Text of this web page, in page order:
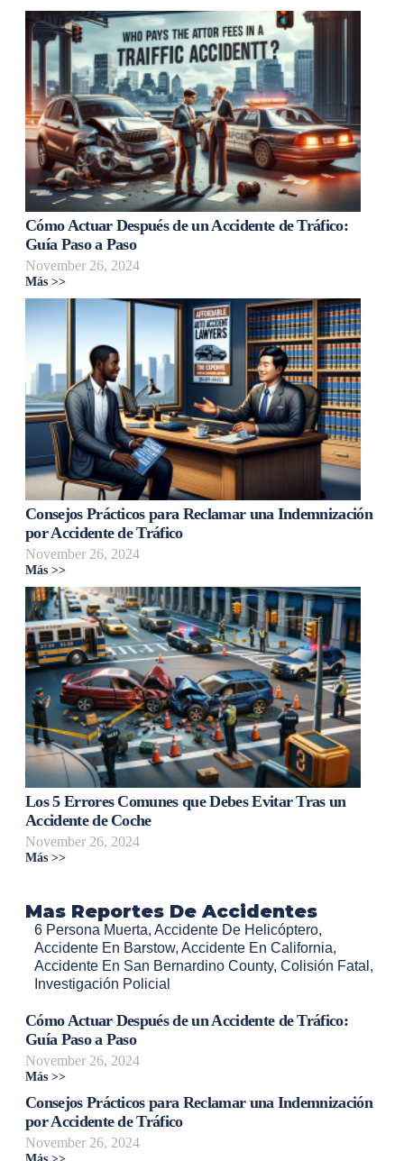
Cómo Actuar Después de un Accidente de Tráfico:
Guía Paso a Paso
November 26, 2024
Más >>
Consejos Prácticos para Reclamar una Indemnización
por Accidente de Tráfico
November 26, 2024
Más >>
Los 5 Errores Comunes que Debes Evitar Tras un
Accidente de Coche
November 26, 2024
Más >>
Mas Reportes De Accidentes
6 Persona Muerta, Accidente De Helicóptero,
Accidente En Barstow, Accidente En California,
Accidente En San Bernardino County, Colisión Fatal ,
Investigación Policial
Cómo Actuar Después de un Accidente de Tráfico:
Guía Paso a Paso
November 26, 2024
Más >>
Consejos Prácticos para Reclamar una Indemnización
por Accidente de Tráfico
November 26, 2024